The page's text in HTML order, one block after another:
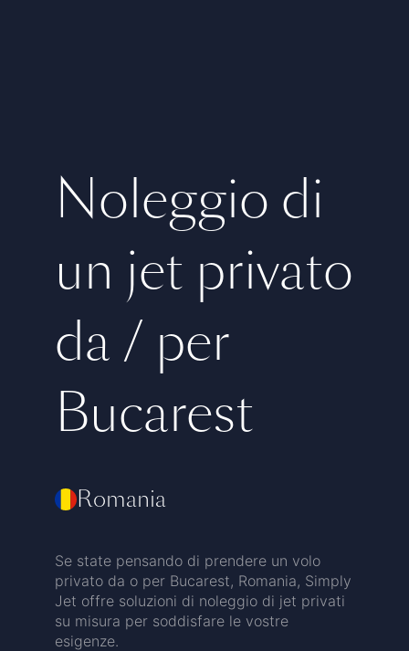
Noleggio di
un jet privato
da / per
Bucarest
Romania
Se state pensando di prendere un volo
privato da o per Bucarest, Romania, Simply
Jet offre soluzioni di noleggio di jet privati
su misura per soddisfare le vostre
esigenze.